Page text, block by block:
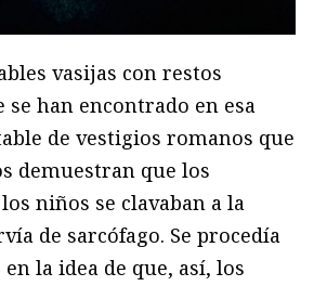
vasijas con restos
han encontrado en esa
de vestigios romanos que
demuestran que los
niños se clavaban a la
de sarcófago. Se procedía
la idea de que, así, los